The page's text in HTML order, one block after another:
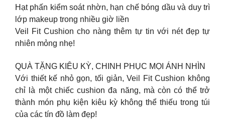
Hạt phấn kiểm soát nhờn, hạn chế bóng dầu và duy trì
lớp makeup trong nhiều giờ liền
Veil Fit Cushion cho nàng thêm tự tin với nét đẹp tự
nhiên mỏng nhẹ!
QUÀ TẶNG KIÊU KỲ, CHINH PHỤC MỌI ÁNH NHÌN
Với thiết kế nhỏ gọn, tối giản, Veil Fit Cushion không
chỉ là một chiếc cushion đa năng, mà còn có thể trở
thành món phụ kiện kiêu kỳ không thể thiếu trong túi
của các tín đồ làm đẹp!